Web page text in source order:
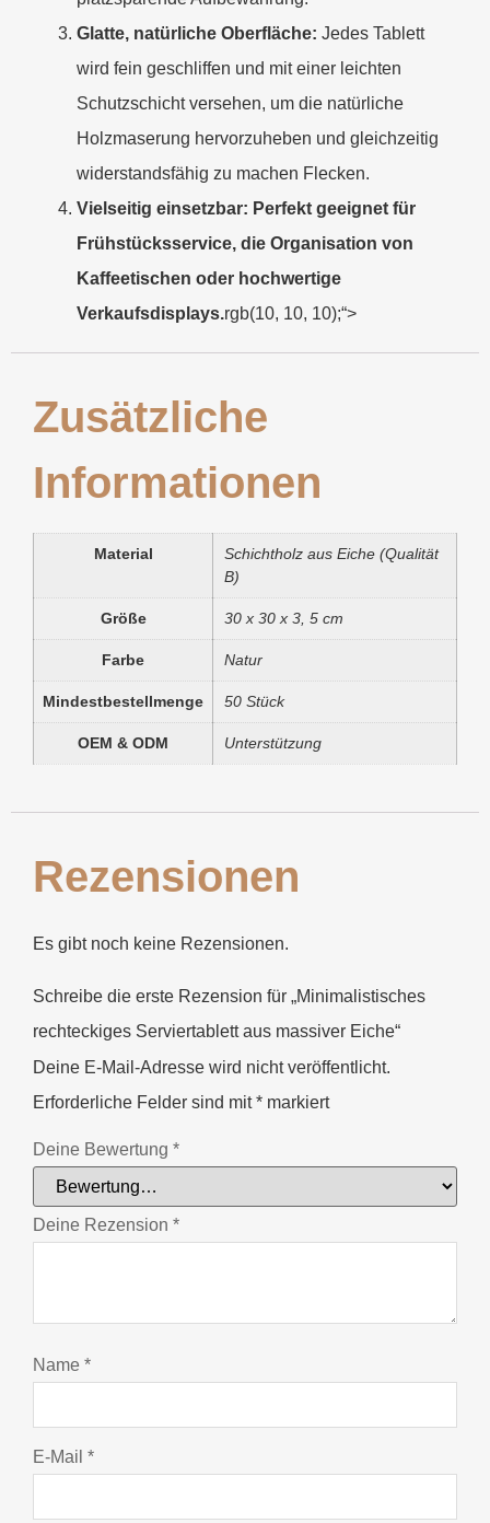
Glatte, natürliche Oberfläche: Jedes Tablett
wird fein geschliffen und mit einer leichten
Schutzschicht versehen, um die natürliche
Holzmaserung hervorzuheben und gleichzeitig
widerstandsfähig zu machen Flecken.
Vielseitig einsetzbar: Perfekt geeignet für
Frühstücksservice, die Organisation von
Kaffeetischen oder hochwertige
Verkaufsdisplays.rgb(10, 10, 10);“>
Zusätzliche
Informationen
Material
Schichtholz aus Eiche (Qualität
B)
Größe 30 x 30 x 3, 5 cm
Farbe Natur
Mindestbestellmenge 50 Stück
OEM & ODM Unterstützung
Rezensionen
Es gibt noch keine Rezensionen.
Schreibe die erste Rezension für „Minimalistisches
rechteckiges Serviertablett aus massiver Eiche“
Deine E-Mail-Adresse wird nicht veröffentlicht.
Erforderliche Felder sind mit* markiert
Deine Bewertung *
Deine Rezension *
Name *
E-Mail *